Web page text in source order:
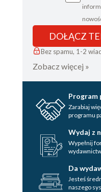
DOŁĄCZ
Bez spamu, 1-2
Zobacz więcej »
Program
Zarabiaj
programu
Wydaj z
Wypełnij
Da
Jesteś
naszego